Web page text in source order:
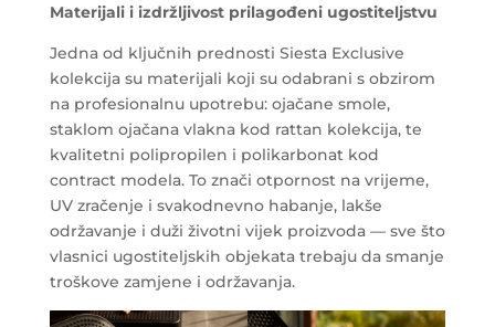
Materijali i izdržljivost prilagođeni ugostiteljstvu
Jedna od ključnih prednosti Siesta Exclusive
kolekcija su materijali koji su odabrani s obzirom
na profesionalnu upotrebu: ojačane smole,
staklom ojačana vlakna kod rattan kolekcija, te
kvalitetni polipropilen i polikarbonat kod
contract modela. To znači otpornost na vrijeme,
UV zračenje i svakodnevno habanje, lakše
održavanje i duži životni vijek proizvoda — sve što
vlasnici ugostiteljskih objekata trebaju da smanje
troškove zamjene i održavanja.